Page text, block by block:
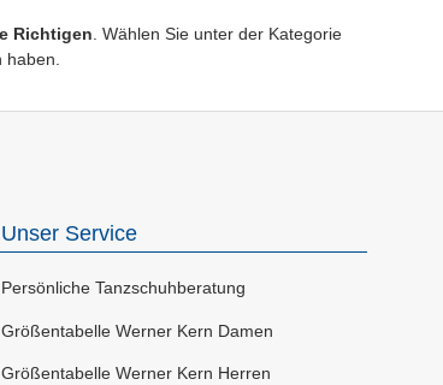
Richtigen . Wählen Sie unter der Kategorie
Unser Service
Persönliche Tanzschuhberatung
Größentabelle Werner Kern Damen
Größentabelle Werner Kern Herren